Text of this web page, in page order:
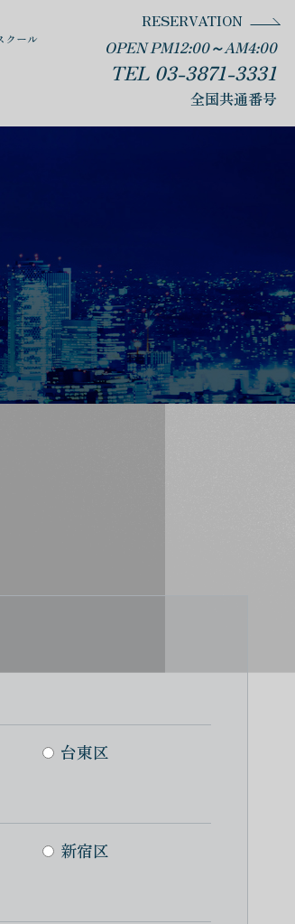
クール OPEN PM12:00～AM4:00
TEL 03-3871-3331
全国共通番号
RESERVATION
台東区
新宿区